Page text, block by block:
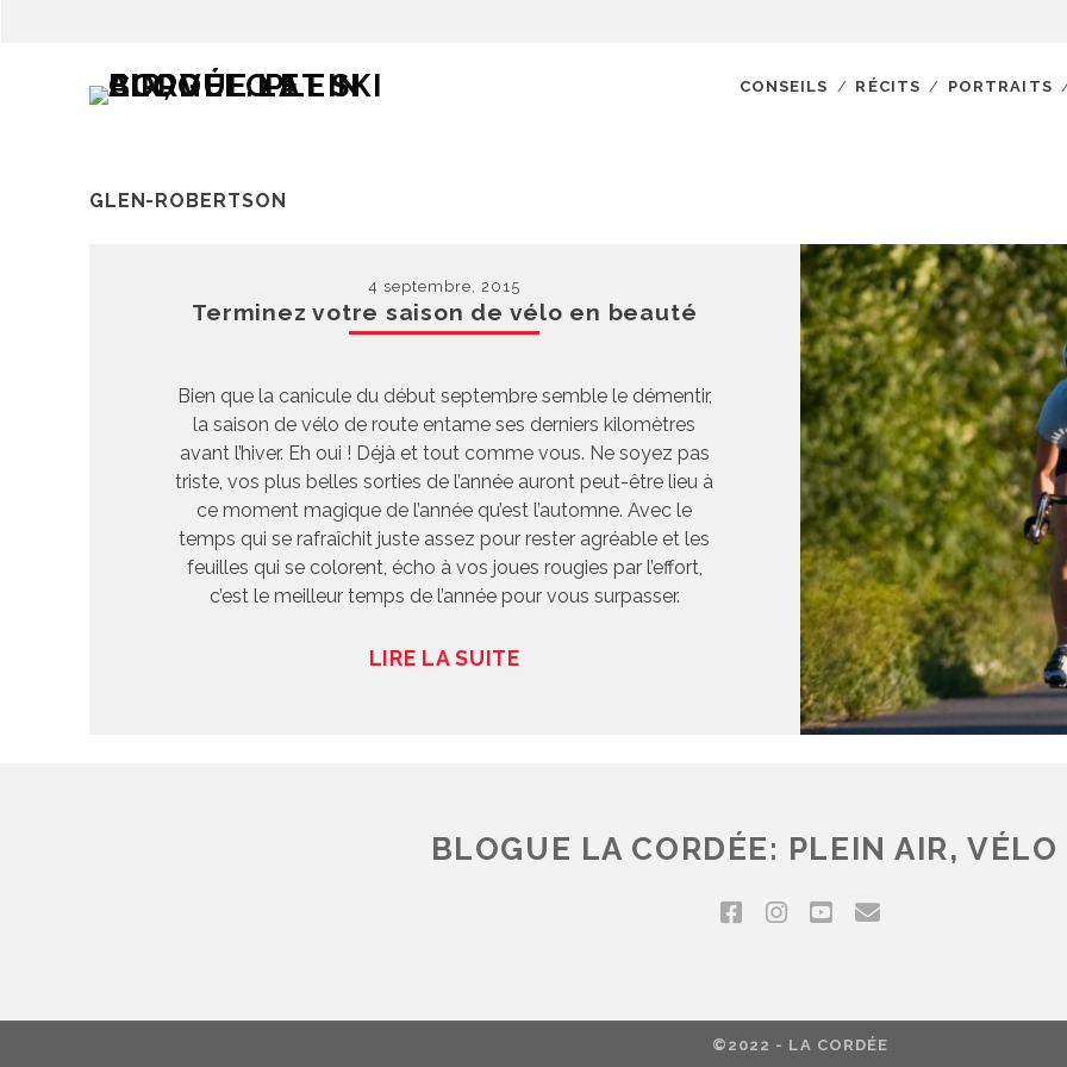
CONSEILS RÉCITS PORTRAITS
GLEN-ROBERTSON
4 septembre, 2015
Terminez votre saison de vélo en beauté
Bien que la canicule du début septembre semble le démentir,
la saison de vélo de route entame ses derniers kilomètres
avant l’hiver. Eh oui ! Déjà et tout comme vous. Ne soyez pas
triste, vos plus belles sorties de l’année auront peut-être lieu à
ce moment magique de l’année qu’est l’automne. Avec le
temps qui se rafraîchit juste assez pour rester agréable et les
feuilles qui se colorent, écho à vos joues rougies par l’effort,
c’est le meilleur temps de l’année pour vous surpasser.
LIRE LA SUITE
BLOGUE LA CORDÉE: PLEIN AIR, VÉLO
©2022 - LA CORDÉE